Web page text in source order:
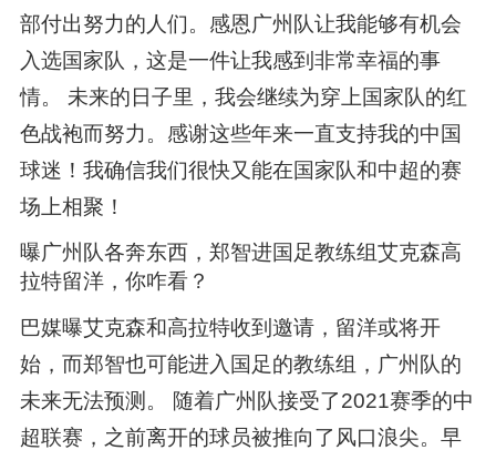
部付出努力的人们。感恩广州队让我能够有机会
入选国家队，这是一件让我感到非常幸福的事
情。 未来的日子里，我会继续为穿上国家队的红
色战袍而努力。感谢这些年来一直支持我的中国
球迷！我确信我们很快又能在国家队和中超的赛
场上相聚！
曝广州队各奔东西，郑智进国足教练组艾克森高
拉特留洋，你咋看？
巴媒曝艾克森和高拉特收到邀请，留洋或将开
始，而郑智也可能进入国足的教练组，广州队的
未来无法预测。 随着广州队接受了2021赛季的中
超联赛，之前离开的球员被推向了风口浪尖。早